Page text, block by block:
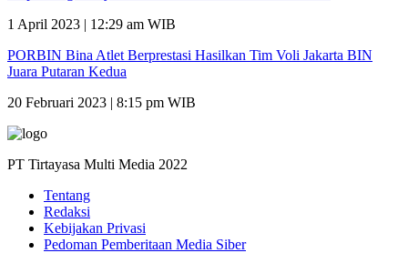
1 April 2023 | 12:29 am WIB
PORBIN Bina Atlet Berprestasi Hasilkan Tim Voli Jakarta BIN
Juara Putaran Kedua
20 Februari 2023 | 8:15 pm WIB
PT Tirtayasa Multi Media 2022
Tentang
Redaksi
Kebijakan Privasi
Pedoman Pemberitaan Media Siber